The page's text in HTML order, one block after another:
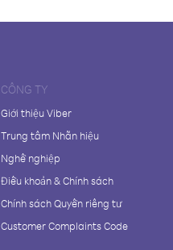
CÔNG TY
Giới thiệu Viber
Trung tâm Nhãn hiệu
Nghề nghiệp
Điều khoản & Chính sách
Chính sách Quyền riêng tư
Customer Complaints Code